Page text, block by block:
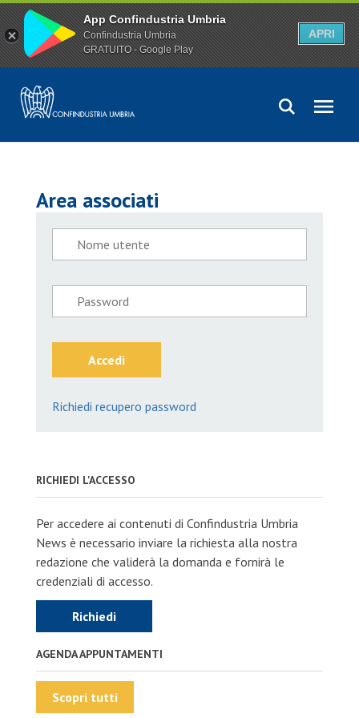
Area associati
Accedi
Richiedi recupero password
RICHIEDI L'ACCESSO
Per accedere ai contenuti di Confindustria Umbria
News è necessario inviare la richiesta alla nostra
redazione che validerà la domanda e fornirà le
credenziali di accesso.
Richiedi
AGENDA APPUNTAMENTI
Scopri tutti
App Confindustria Umbria
Confindustria Umbria
GRATUITO - Google Play
APRI